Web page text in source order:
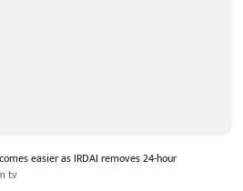
easier as IRDAI removes 24-hour
tv